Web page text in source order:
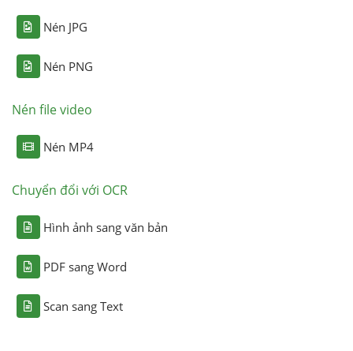
Nén JPG
Nén PNG
Nén file video
Nén MP4
Chuyển đổi với OCR
Hình ảnh sang văn bản
PDF sang Word
Scan sang Text